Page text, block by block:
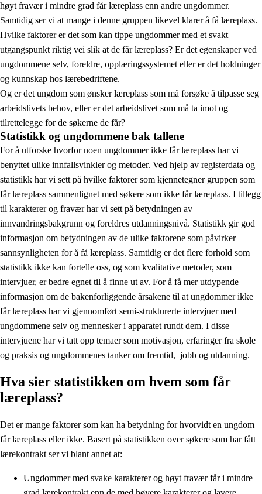
høyt fravær i mindre grad får læreplass enn andre ungdommer.
Samtidig ser vi at mange i denne gruppen likevel klarer å få læreplass.
Hvilke faktorer er det som kan tippe ungdommer med et svakt
utgangspunkt riktig vei slik at de får læreplass? Er det egenskaper ved
ungdommene selv, foreldre, opplæringssystemet eller er det holdninger
og kunnskap hos lærebedriftene.
Og er det ungdom som ønsker læreplass som må forsøke å tilpasse seg
arbeidslivets behov, eller er det arbeidslivet som må ta imot og
tilrettelegge for de søkerne de får?
Statistikk og ungdommene bak tallene
For å utforske hvorfor noen ungdommer ikke får læreplass har vi
benyttet ulike innfallsvinkler og metoder. Ved hjelp av registerdata og
statistikk har vi sett på hvilke faktorer som kjennetegner gruppen som
får læreplass sammenlignet med søkere som ikke får læreplass. I tillegg
til karakterer og fravær har vi sett på betydningen av
innvandringsbakgrunn og foreldres utdanningsnivå. Statistikk gir god
informasjon om betydningen av de ulike faktorene som påvirker
sannsynligheten for å få læreplass. Samtidig er det flere forhold som
statistikk ikke kan fortelle oss, og som kvalitative metoder, som
intervjuer, er bedre egnet til å finne ut av. For å få mer utdypende
informasjon om de bakenforliggende årsakene til at ungdommer ikke
får læreplass har vi gjennomført semi-strukturerte intervjuer med
ungdommene selv og mennesker i apparatet rundt dem. I disse
intervjuene har vi tatt opp temaer som motivasjon, erfaringer fra skole
og praksis og ungdommenes tanker om fremtid, jobb og utdanning.
Hva sier statistikken om hvem som får
læreplass?
Det er mange faktorer som kan ha betydning for hvorvidt en ungdom
får læreplass eller ikke. Basert på statistikken over søkere som har fått
lærekontrakt ser vi blant annet at:
Ungdommer med svake karakterer og høyt fravær får i mindre